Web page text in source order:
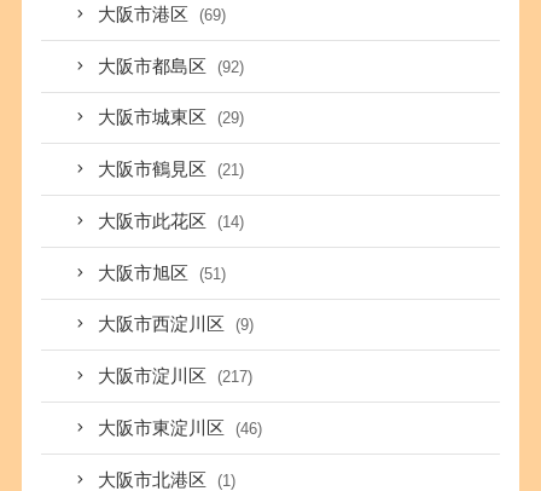
大阪市港区 (69)
大阪市都島区 (92)
大阪市城東区 (29)
大阪市鶴見区 (21)
大阪市此花区 (14)
大阪市旭区 (51)
大阪市西淀川区 (9)
大阪市淀川区 (217)
大阪市東淀川区 (46)
大阪市北港区 (1)